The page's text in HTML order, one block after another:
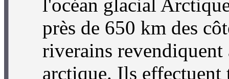
l'océan glacial
près de 650 km des
riverains
arctique. Ils effectuent